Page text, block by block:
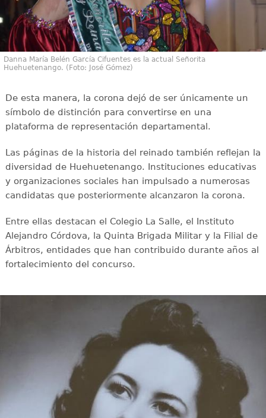
Danna María Belén García Cifuentes es la actual Señorita
Huehuetenango. (Foto: José Gómez)
De esta manera, la corona dejó de ser únicamente un
símbolo de distinción para convertirse en una
plataforma de representación departamental.
Las páginas de la historia del reinado también reflejan la
diversidad de Huehuetenango. Instituciones educativas
y organizaciones sociales han impulsado a numerosas
candidatas que posteriormente alcanzaron la corona.
Entre ellas destacan el Colegio La Salle, el Instituto
Alejandro Córdova, la Quinta Brigada Militar y la Filial de
Árbitros, entidades que han contribuido durante años al
fortalecimiento del concurso.